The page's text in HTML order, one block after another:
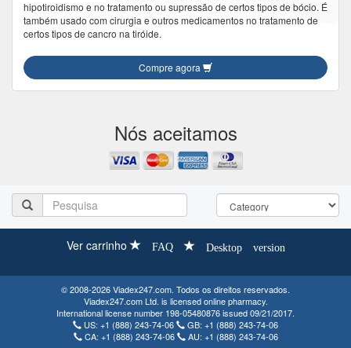
hipotiroidismo e no tratamento ou supressão de certos tipos de bócio. É
também usado com cirurgia e outros medicamentos no tratamento de
certos tipos de cancro na tiróide.
Compre agora
Nós aceitamos
Ver carrinho FAQ Desktop version
© 2008-2026 Viadex247.com. Todos os direitos reservados.
Viadex247.com Ltd. is licensed online pharmacy.
International license number 198-05480876 issued 09/21/2017.
US: +1 (888) 243-74-06 GB: +1 (888) 243-74-06
CA: +1 (888) 243-74-06 AU: +1 (888) 243-74-06